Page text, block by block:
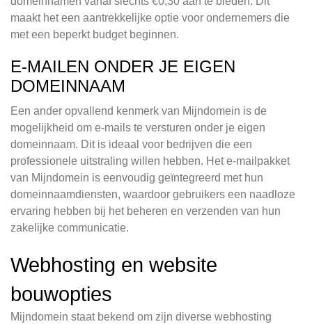
maakt het een aantrekkelijke optie voor ondernemers die
met een beperkt budget beginnen.
E-MAILEN ONDER JE EIGEN
DOMEINNAAM
Een ander opvallend kenmerk van Mijndomein is de
mogelijkheid om e-mails te versturen onder je eigen
domeinnaam. Dit is ideaal voor bedrijven die een
professionele uitstraling willen hebben. Het e-mailpakket
van Mijndomein is eenvoudig geïntegreerd met hun
domeinnaamdiensten, waardoor gebruikers een naadloze
ervaring hebben bij het beheren en verzenden van hun
zakelijke communicatie.
Webhosting en website
bouwopties
Mijndomein staat bekend om zijn diverse webhosting